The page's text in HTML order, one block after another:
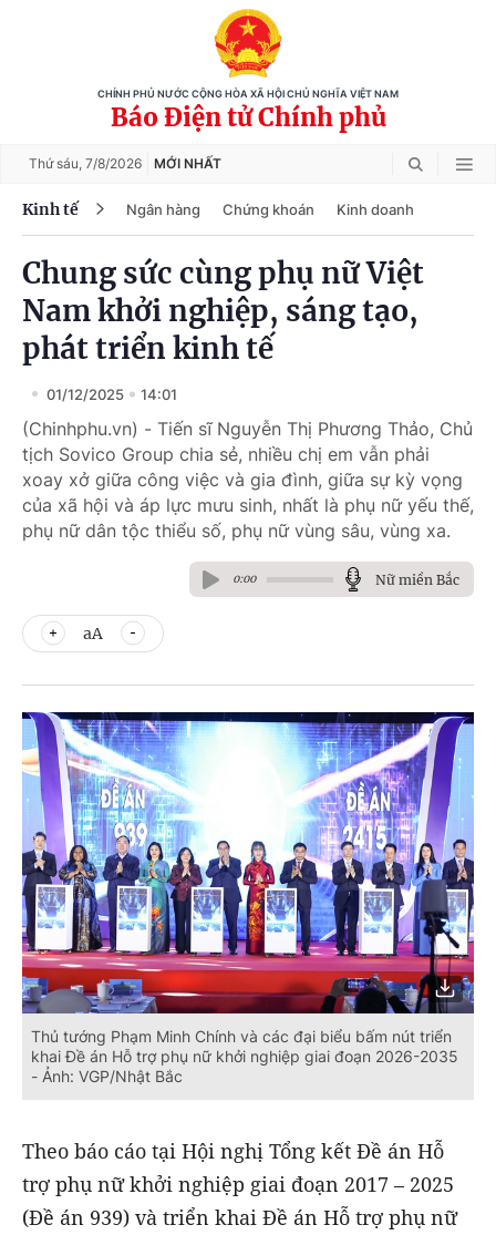
CHÍNH PHỦ NƯỚC CỘNG HÒA XÃ HỘI CHỦ NGHĨA VIỆT NAM
Báo Điện tử Chính phủ
Thứ sáu, 7/8/2026 MỚI NHẤT
Kinh tế Ngân hàng Chứng khoán Kinh doanh
Chung sức cùng phụ nữ Việt
Nam khởi nghiệp, sáng tạo,
phát triển kinh tế
01/12/2025 14:01
(Chinhphu.vn) - Tiến sĩ Nguyễn Thị Phương Thảo, Chủ
tịch Sovico Group chia sẻ, nhiều chị em vẫn phải
xoay xở giữa công việc và gia đình, giữa sự kỳ vọng
của xã hội và áp lực mưu sinh, nhất là phụ nữ yếu thế,
phụ nữ dân tộc thiểu số, phụ nữ vùng sâu, vùng xa.
0:00 Nữ miền Bắc
aA
Thủ tướng Phạm Minh Chính và các đại biểu bấm nút triển
khai Đề án Hỗ trợ phụ nữ khởi nghiệp giai đoạn 2026-2035
- Ảnh: VGP/Nhật Bắc
Theo báo cáo tại Hội nghị Tổng kết Đề án Hỗ
trợ phụ nữ khởi nghiệp giai đoạn 2017 – 2025
(Đề án 939) và triển khai Đề án Hỗ trợ phụ nữ